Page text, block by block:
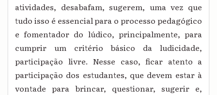
atividades, desabafam, sugerem, uma vez que
tudo isso é essencial para o processo pedagógico
e fomentador do lúdico, principalmente, para
cumprir um critério básico da ludicidade,
participação livre. Nesse caso, ficar atento a
participação dos estudantes, que devem estar à
vontade para brincar, questionar, sugerir e,